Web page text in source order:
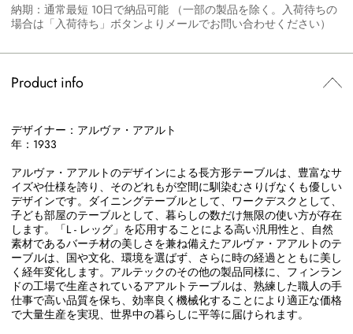
納期：通常最短 10日で納品可能 （一部の製品を除く。入荷待ちの
場合は「入荷待ち」ボタンよりメールでお問い合わせください）
Product info
デザイナー：アルヴァ・アアルト
年：1933
アルヴァ・アアルトのデザインによる長方形テーブルは、豊富なサ
イズや仕様を誇り、そのどれもが空間に馴染むさりげなくも優しい
デザインです。ダイニングテーブルとして、ワークデスクとして、
子ども部屋のテーブルとして、暮らしの数だけ無限の使い方が存在
します。「L - レッグ」を応用することによる高い汎用性と、自然
素材であるバーチ材の美しさを兼ね備えたアルヴァ・アアルトのテ
ーブルは、国や文化、環境を選ばず、さらに時の経過とともに美し
く経年変化します。アルテックのその他の製品同様に、フィンラン
ドの工場で生産されているアアルトテーブルは、熟練した職人の手
仕事で高い品質を保ち、効率良く機械化することにより適正な価格
で大量生産を実現、世界中の暮らしに平等に届けられます。